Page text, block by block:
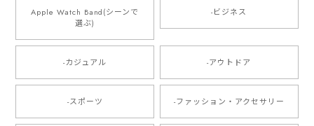
Apple Watch Band(シーンで
選ぶ)
-ビジネス
-カジュアル -アウトドア
-スポーツ -ファッション・アクセサリー